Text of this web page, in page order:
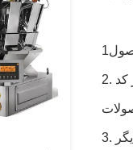
2. دستگاه می تواند فشار هوا را بررسی کند ، خرابی کنترلگر دما ، وضعیت باز شدن کیسه ها را تعیین کند. همچنین می تواند پرینتر کد